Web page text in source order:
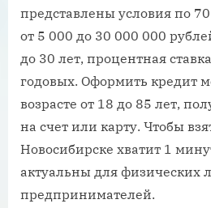
представлены условия по
от 5 000 до 30 000 000
до 30 лет, процентная
годовых. Оформить кредит
возрасте от 18 до 85 лет,
на счет или карту. Чтобы
Новосибирске хватит 1
актуальны для физических
предпринимателей.